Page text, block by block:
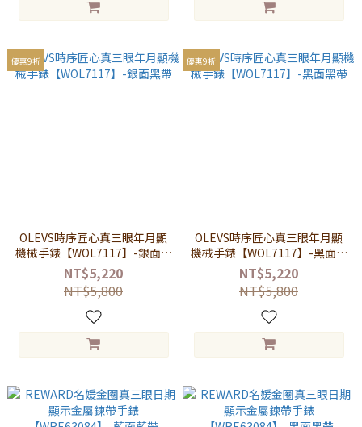
優惠9折
OLEVS時序匠心真三眼年月顯
機械手錶【WOL7117】-銀面黑
帶
NT$5,220
NT$5,800
優惠9折
OLEVS時序匠心真三眼年月顯
機械手錶【WOL7117】-黑面黑
帶
NT$5,220
NT$5,800